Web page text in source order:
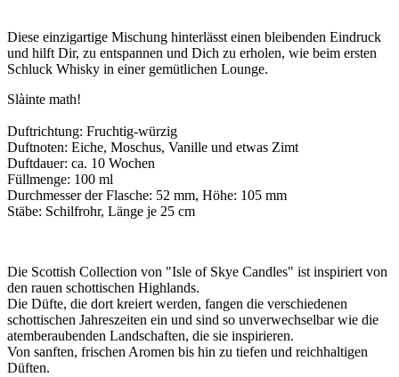
Diese einzigartige Mischung hinterlässt einen bleibenden Eindruck
und hilft Dir, zu entspannen und Dich zu erholen, wie beim ersten
Schluck Whisky in einer gemütlichen Lounge.
Slàinte math!
Duftrichtung: Fruchtig-würzig
Duftnoten: Eiche, Moschus, Vanille und etwas Zimt
Duftdauer: ca. 10 Wochen
Füllmenge: 100 ml
Durchmesser der Flasche: 52 mm, Höhe: 105 mm
Stäbe: Schilfrohr, Länge je 25 cm
Die Scottish Collection von "Isle of Skye Candles" ist inspiriert von
den rauen schottischen Highlands.
Die Düfte, die dort kreiert werden, fangen die verschiedenen
schottischen Jahreszeiten ein und sind so unverwechselbar wie die
atemberaubenden Landschaften, die sie inspirieren.
Von sanften, frischen Aromen bis hin zu tiefen und reichhaltigen
Düften.